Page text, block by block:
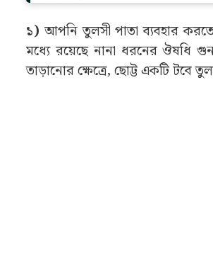
১) আপনি তুলসী পাতা ব্যবহার
মধ্যে রয়েছে নানা ধরনের ঔষধি
তাড়ানোর ক্ষেত্রে, ছোট্ট একটি